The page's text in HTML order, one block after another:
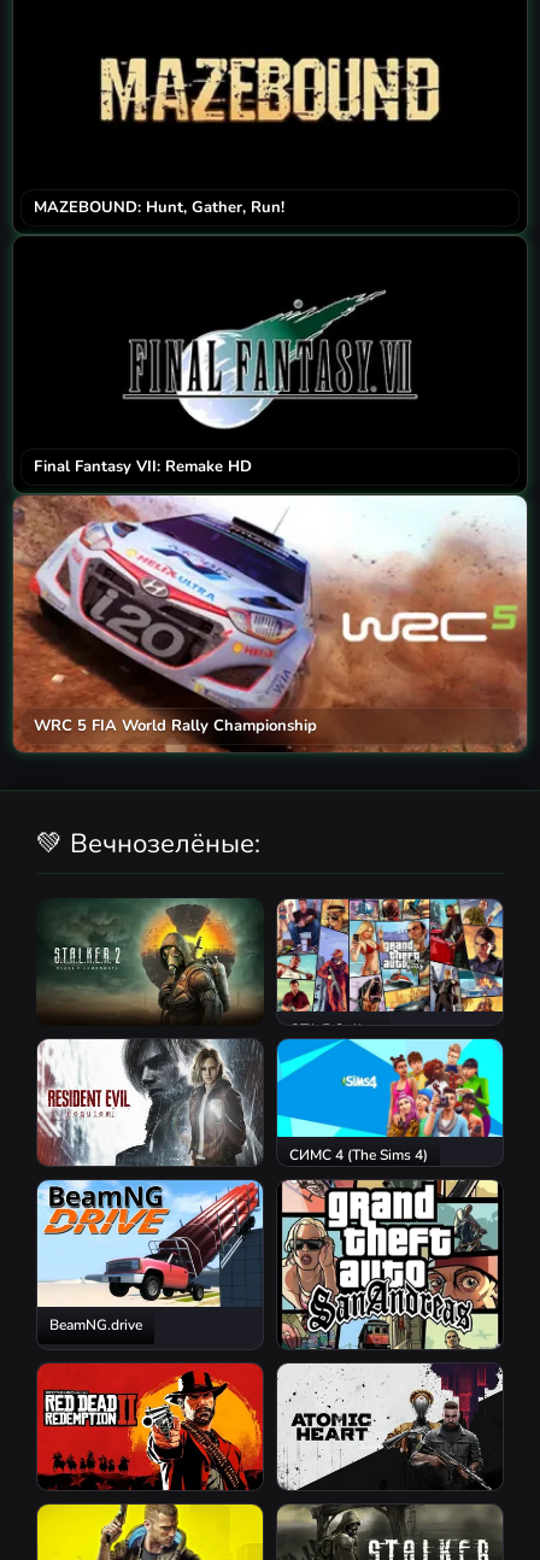
MAZEBOUND: Hunt, Gather, Run!
Final Fantasy VII: Remake HD
WRC 5 FIA World Rally Championship
💚 Вечнозелёные:
S.T.A.L.K.E.R. 2: Heart of
Chornobyl
GTA 5 Online
Resident Evil Requiem
СИМС 4 (The Sims 4)
BeamNG.drive
GTA San Andreas
Red Dead Redemption 2 Atomic Heart